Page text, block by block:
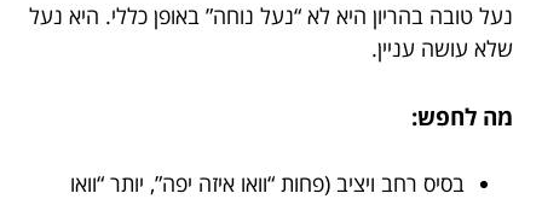
נעל טובה בהריון היא לא “נעל נוחה” באופן כללי. היא נעל
שלא עושה עניין.
מה לחפש:
בסיס רחב ויציב (פחות “וואו איזה יפה”, יותר “וואו